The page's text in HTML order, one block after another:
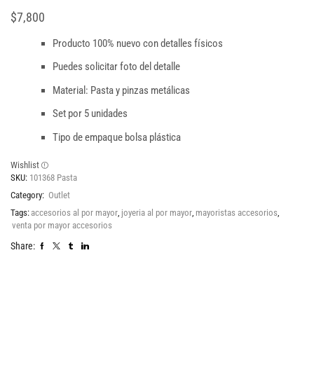
$7,800
Producto 100% nuevo con detalles físicos
Puedes solicitar foto del detalle
Material: Pasta y pinzas metálicas
Set por 5 unidades
Tipo de empaque bolsa plástica
Wishlist
SKU: 101368 Pasta
Category: Outlet
Tags: accesorios al por mayor, joyeria al por mayor, mayoristas accesorios,
venta por mayor accesorios
Share: